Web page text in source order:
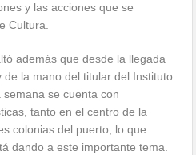
y las acciones que se
Cultura.
además que desde la llegada
la mano del titular del Instituto
se cuenta con
tanto en el centro de la
colonias del puerto, lo que
dando a este importante tema.